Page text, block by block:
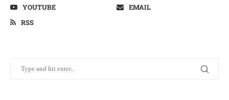
YOUTUBE
EMAIL
RSS